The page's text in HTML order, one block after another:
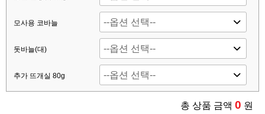
모사용 코바늘
돗바늘(대)
추가 뜨개실 80g
총 상품 금액 0 원